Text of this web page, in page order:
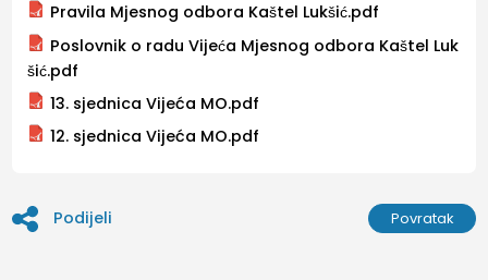
Pravila Mjesnog odbora Kaštel Lukšić.pdf
Poslovnik o radu Vijeća Mjesnog odbora Kaštel Luk
šić.pdf
13. sjednica Vijeća MO.pdf
12. sjednica Vijeća MO.pdf
Podijeli Povratak